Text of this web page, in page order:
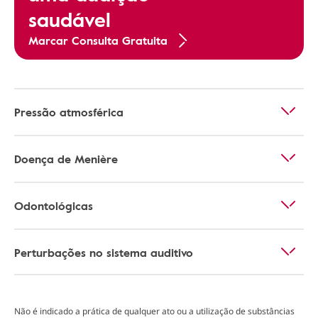
saudável
Marcar Consulta Gratuita
Pressão atmosférica
Doença de Menière
Odontológicas
Perturbações no sistema auditivo
Não é indicado a prática de qualquer ato ou a utilização de substâncias